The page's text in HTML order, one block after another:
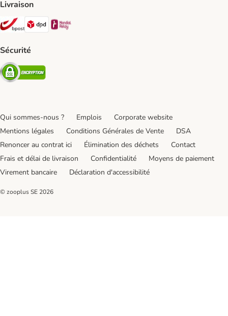
Livraison
Bpost Shipping Method
DPD Shipping Method
Sécurité
Security
Qui sommes-nous ? Emplois
Corporate website
Mentions légales
Conditions Générales de Vente
DSA
Renoncer au contrat ici
Élimination des déchets
Contact
Frais et délai de livraison
Confidentialité
Moyens de paiement
Virement bancaire
Déclaration d'accessibilité
© zooplus SE 2026